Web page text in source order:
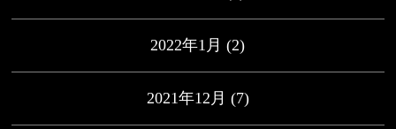
2022年1月 (2)
2021年12月 (7)